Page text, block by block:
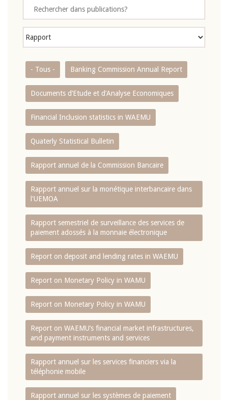
- Tous - Banking Commission Annual Report
Documents d’Etude et d’Analyse Economiques
Financial Inclusion statistics in WAEMU
Quaterly Statistical Bulletin
Rapport annuel de la Commission Bancaire
Rapport annuel sur la monétique interbancaire dans
l'UEMOA
Rapport semestriel de surveillance des services de
paiement adossés à la monnaie électronique
Report on deposit and lending rates in WAEMU
Report on Monetary Policy in WAMU
Report on Monetary Policy in WAMU
Report on WAEMU’s financial market infrastructures,
and payment instruments and services
Rapport annuel sur les services financiers via la
téléphonie mobile
Rapport annuel sur les systèmes de paiement